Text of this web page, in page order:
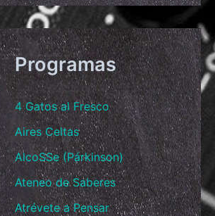
Programas
4 Gatos al Fresco
Aires Celtas
AlcoSSe (Párkinson)
Ateneo de Saberes
Atrévete a Pensar